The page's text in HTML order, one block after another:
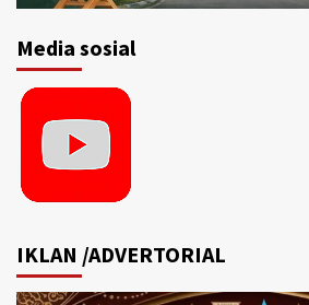
Media sosial
IKLAN /ADVERTORIAL